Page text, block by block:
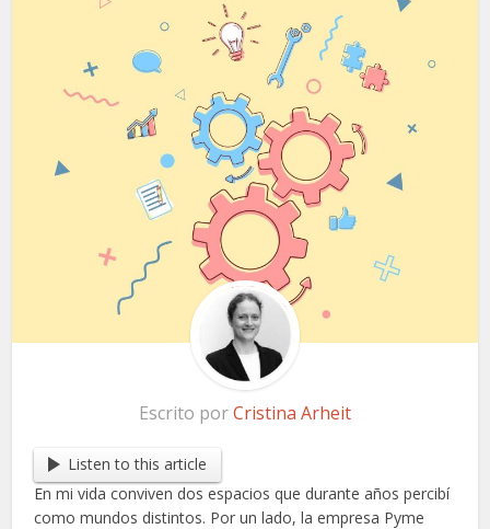
Escrito porCristina Arheit
Listen to this article
En mi vida conviven dos espacios que durante años percibí
como mundos distintos. Por un lado, la empresa Pyme